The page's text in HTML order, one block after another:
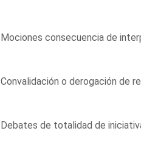
Mociones consecuencia de
Convalidación o derogación de
Debates de totalidad de